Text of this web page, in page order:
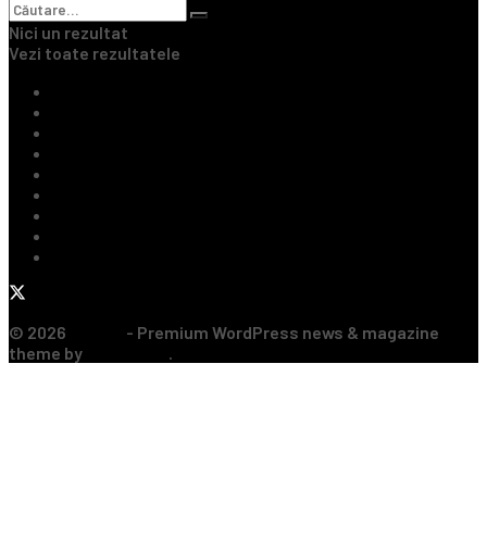
Nici un rezultat
Vezi toate rezultatele
© 2026
- Premium WordPress news & magazine
theme by
.